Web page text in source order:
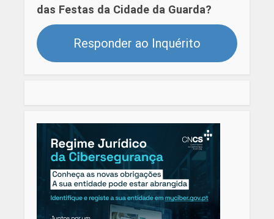
das Festas da Cidade da Guarda?
Responder ao Inquérito